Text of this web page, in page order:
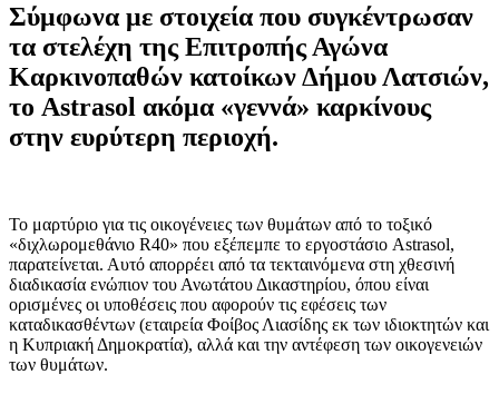
Σύμφωνα με στοιχεία που συγκέντρωσαν
τα στελέχη της Επιτροπής Αγώνα
Καρκινοπαθών κατοίκων Δήμου Λατσιών,
το Astrasol ακόμα «γεννά» καρκίνους
στην ευρύτερη περιοχή.
Το μαρτύριο για τις οικογένειες των θυμάτων από το τοξικό
«διχλωρομεθάνιο R40» που εξέπεμπε το εργοστάσιο Astrasol,
παρατείνεται. Αυτό απορρέει από τα τεκταινόμενα στη χθεσινή
διαδικασία ενώπιον του Ανωτάτου Δικαστηρίου, όπου είναι
ορισμένες οι υποθέσεις που αφορούν τις εφέσεις των
καταδικασθέντων (εταιρεία Φοίβος Λιασίδης εκ των ιδιοκτητών και
η Κυπριακή Δημοκρατία), αλλά και την αντέφεση των οικογενειών
των θυμάτων.